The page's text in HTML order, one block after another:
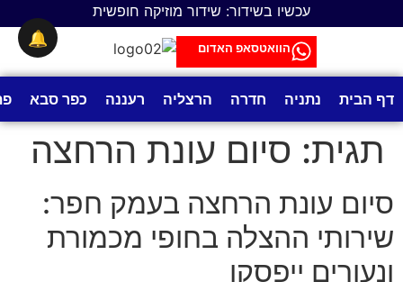
עכשיו בשידור: שידור מוזיקה חופשית
הוואטסאפ האדום
דף הבית נתניה חדרה הרצליה רעננה כפר סבא
תגית: סיום עונת הרחצה
סיום עונת הרחצה בעמק חפר:
שירותי ההצלה בחופי מכמורת
ונעורים ייפסקו
🔔